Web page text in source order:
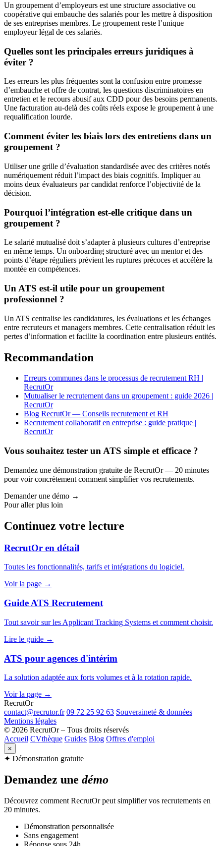
Un groupement d’employeurs est une structure associative ou
coopérative qui embauche des salariés pour les mettre à disposition
de ses entreprises membres. Le groupement reste l’unique
employeur légal de ces salariés.
Quelles sont les principales erreurs juridiques à
éviter ?
Les erreurs les plus fréquentes sont la confusion entre promesse
d’embauche et offre de contrat, les questions discriminatoires en
entretien et le recours abusif aux CDD pour des besoins permanents.
Une facturation au-delà des coûts réels expose le groupement à une
requalification lourde.
Comment éviter les biais lors des entretiens dans un
groupement ?
Utiliser une grille d’évaluation standardisée avec des critères notés
numériquement réduit l’impact des biais cognitifs. Impliquer au
moins deux évaluateurs par candidat renforce l’objectivité de la
décision.
Pourquoi l’intégration est-elle critique dans un
groupement ?
Le salarié mutualisé doit s’adapter à plusieurs cultures d’entreprise
en même temps. Un onboarding structuré avec un mentor et des
points d’étape réguliers prévient les ruptures précoces et accélère la
montée en compétences.
Un ATS est-il utile pour un groupement
professionnel ?
Un ATS centralise les candidatures, les évaluations et les échanges
entre recruteurs et managers membres. Cette centralisation réduit les
pertes d’information et facilite la coordination entre plusieurs entités.
Recommandation
Erreurs communes dans le processus de recrutement RH |
RecrutOr
Mutualiser le recrutement dans un groupement : guide 2026 |
RecrutOr
Blog RecrutOr — Conseils recrutement et RH
Recrutement collaboratif en entreprise : guide pratique |
RecrutOr
Vous souhaitez tester un ATS simple et efficace ?
Demandez une démonstration gratuite de RecrutOr — 20 minutes
pour voir concrètement comment simplifier vos recrutements.
Demander une démo →
Pour aller plus loin
Continuez votre lecture
RecrutOr en détail
Toutes les fonctionnalités, tarifs et intégrations du logiciel.
Voir la page →
Guide ATS Recrutement
Tout savoir sur les Applicant Tracking Systems et comment choisir.
Lire le guide →
ATS pour agences d'intérim
La solution adaptée aux forts volumes et à la rotation rapide.
Voir la page →
RecrutOr
contact@recrutor.fr 09 72 25 92 63 Souveraineté & données
Mentions légales
© 2026 RecrutOr – Tous droits réservés
Accueil CVthèque Guides Blog Offres d'emploi
×
✦ Démonstration gratuite
Demandez une démo
Découvrez comment RecrutOr peut simplifier vos recrutements en
20 minutes.
Démonstration personnalisée
Sans engagement